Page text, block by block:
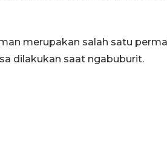
merupakan salah satu
dilakukan saat ngabuburit.